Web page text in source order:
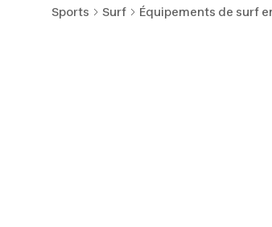
Sports Surf Équipements de surf